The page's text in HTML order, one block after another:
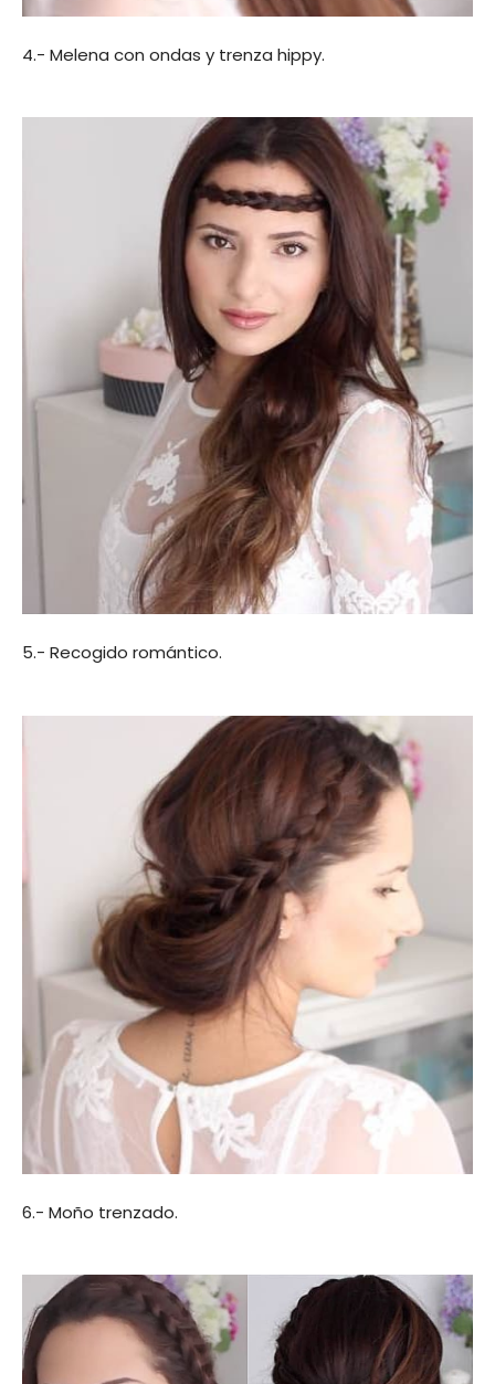
4.- Melena con ondas y trenza hippy.
5.- Recogido romántico.
6.- Moño trenzado.